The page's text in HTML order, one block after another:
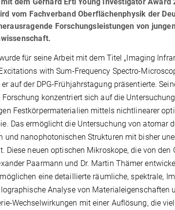
vom Fachverband Oberflächenphysik der
Forschungsleistungen von jungen
für seine Arbeit mit dem Titel „Imaging
with Sum-Frequency Spectro-
er auf der DPG-Frühjahrstagung präsentierte.
konzentriert sich auf die
Festkörpermaterialien mittels nichtlinearer
Das ermöglicht die Untersuchung von atomar
und nanophotonischen Strukturen mit bisher
Diese neuen optischen Mikroskope, die von den
Paarmann und Dr. Martin Thämer
eine detaillierte räumliche, spektrale,
Analyse von Materialeigenschaften
Wechselwirkungen mit einer Auflösung, die